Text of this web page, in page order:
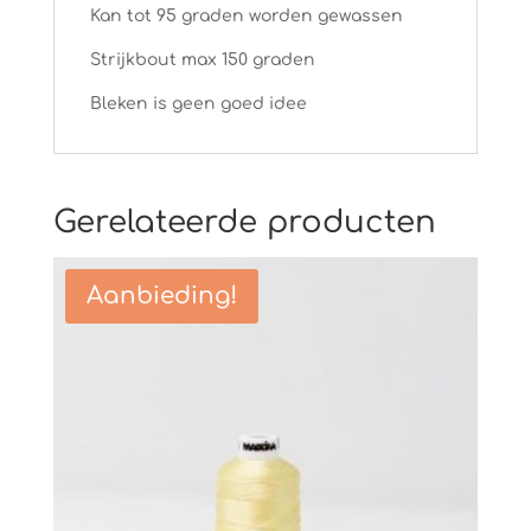
Kan tot 95 graden worden gewassen
Strijkbout max 150 graden
Bleken is geen goed idee
Gerelateerde producten
Aanbieding!